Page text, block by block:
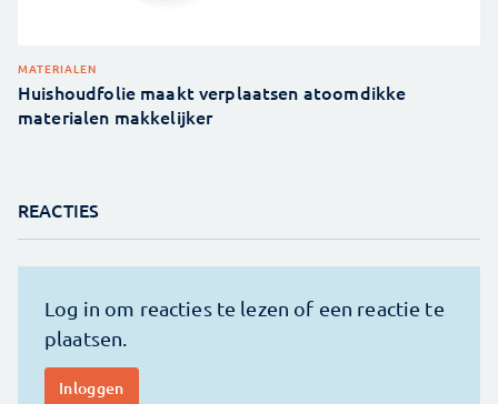
MATERIALEN
Huishoudfolie maakt verplaatsen atoomdikke
materialen makkelijker
REACTIES